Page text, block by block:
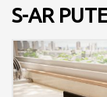
S-AR